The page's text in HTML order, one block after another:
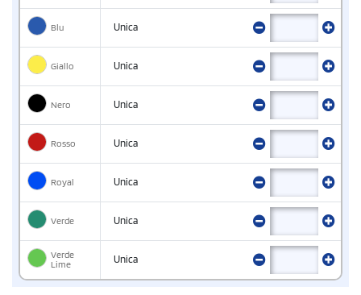
Blu Unica
Giallo Unica
Nero Unica
Rosso Unica
Royal Unica
Verde Unica
Verde
Lime
Unica